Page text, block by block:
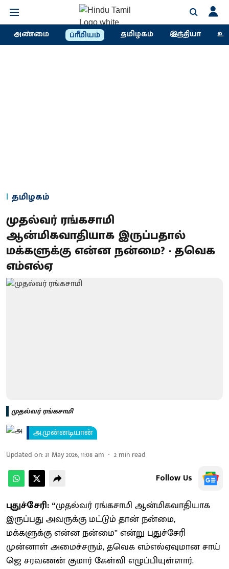
அண்மை ப்ரீமியம் தமிழகம் இந்தியா
தமிழகம்
முதல்வர் ரங்கசாமி
ஆன்மிகவாதியாக இருப்பதால்
மக்களுக்கு என்ன நன்மை? - தவெக
எம்எல்ஏ
முதல்வர் ரங்கசாமி
அ.முன்னடியான்
Updated on:31 May 2026, 11:08 am 2 min read
Follow Us
புதுச்சேரி: “முதல்வர் ரங்கசாமி ஆன்மிகவாதியாக
இருப்பது அவருக்கு மட்டும் தான் நன்மை,
மக்களுக்கு என்ன நன்மை” என்று புதுச்சேரி
முன்னாள் அமைச்சரும், தவெக எம்எல்ஏவுமான சாய்
ஜெ சரவணன் குமார் கேள்வி எழுப்பியுள்ளார்.